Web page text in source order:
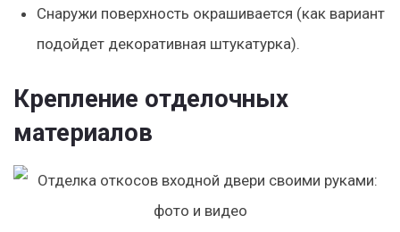
Снаружи поверхность окрашивается (как вариант
подойдет декоративная штукатурка).
Крепление отделочных
материалов